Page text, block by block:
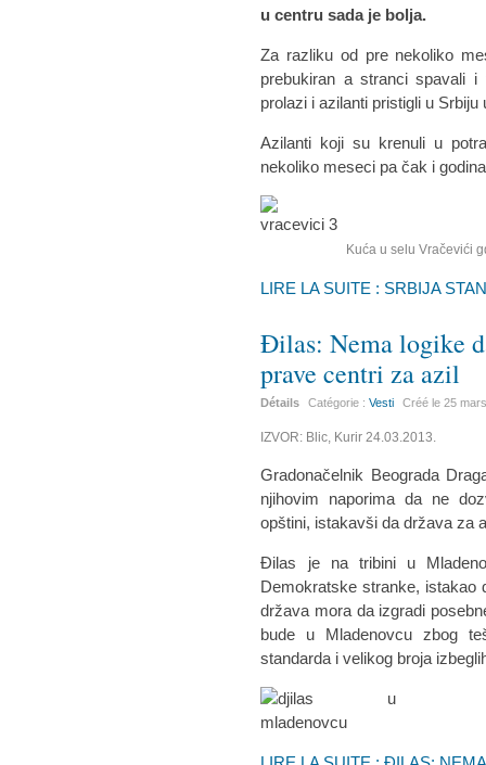
u centru sada je bolja.
Za razliku od pre nekoliko
prebukiran a stranci spavali
prolazi i azilanti pristigli u
Azilanti koji su krenuli u
nekoliko meseci pa čak i
Kuća u selu Vračevići gde
LIRE LA SUITE : SRBIJA
Đilas: Nema logike
prave centri za azil
Détails Catégorie :Vesti Créé le25
IZVOR: Blic, Kurir 24.03.2013.
Gradonačelnik Beograda
njihovim naporima da ne
opštini, istakavši da država za
Đilas je na tribini u
Demokratske stranke, istakao
država mora da izgradi
bude u Mladenovcu zbog
standarda i velikog broja